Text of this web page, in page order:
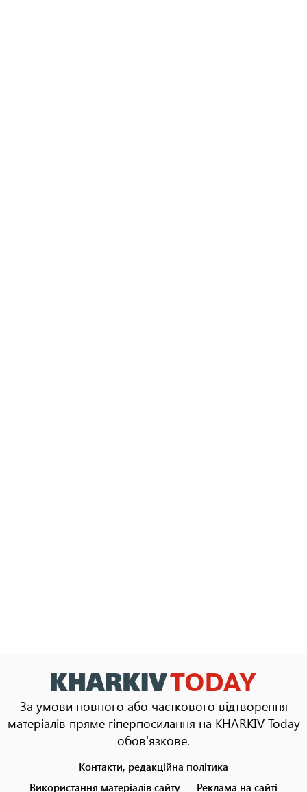
За умови повного або часткового відтворення
матеріалів пряме гіперпосилання на KHARKIV Today
обов'язкове.
menu
Контакти, редакційна політика
Використання матеріалів сайту
Реклама на сайті